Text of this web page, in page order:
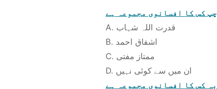
چپ کس کا افسانوی مجموعہ ہے
A. قدرت اللہ شہاب
B. اشفاق احمد
C. ممتاز مفتی
D. ان میں سے کوئی نہیں
کس کا افسانوی مجموعہ ہے